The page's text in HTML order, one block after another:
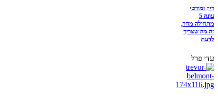
ריק ומורטי
עונה 5
מתחילה מחר,
זה מה שצריך
לדעת
עדי פרל